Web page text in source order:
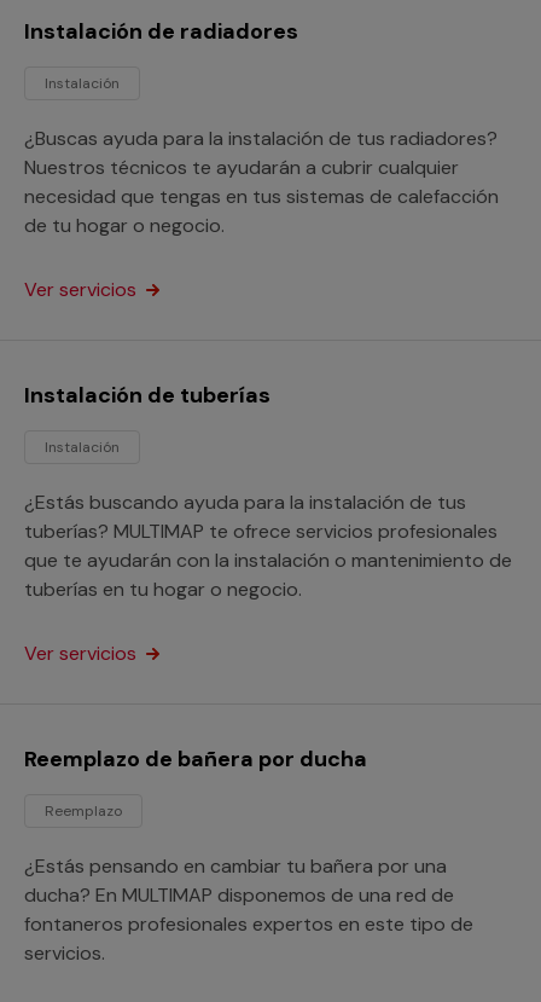
Instalación de radiadores
Instalación
¿Buscas ayuda para la instalación de tus radiadores?
Nuestros técnicos te ayudarán a cubrir cualquier
necesidad que tengas en tus sistemas de calefacción
de tu hogar o negocio.
Ver servicios
Instalación de tuberías
Instalación
¿Estás buscando ayuda para la instalación de tus
tuberías? MULTIMAP te ofrece servicios profesionales
que te ayudarán con la instalación o mantenimiento de
tuberías en tu hogar o negocio.
Ver servicios
Reemplazo de bañera por ducha
Reemplazo
¿Estás pensando en cambiar tu bañera por una
ducha? En MULTIMAP disponemos de una red de
fontaneros profesionales expertos en este tipo de
servicios.